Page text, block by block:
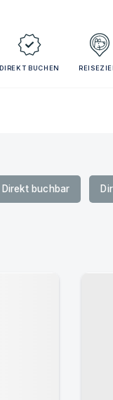
DIREKT BUCHEN
Direkt buchbar